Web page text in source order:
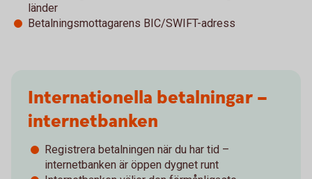
länder
Betalningsmottagarens BIC/SWIFT-adress
Internationella betalningar –
internetbanken
Registrera betalningen när du har tid –
internetbanken är öppen dygnet runt